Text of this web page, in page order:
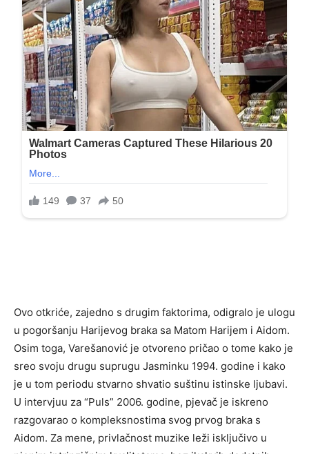
Ovo otkriće, zajedno s drugim faktorima, odigralo je ulogu
u pogoršanju Harijevog braka sa Matom Harijem i Aidom.
Osim toga, Varešanović je otvoreno pričao o tome kako je
sreo svoju drugu suprugu Jasminku 1994. godine i kako
je u tom periodu stvarno shvatio suštinu istinske ljubavi.
U intervjuu za “Puls” 2006. godine, pjevač je iskreno
razgovarao o kompleksnostima svog prvog braka s
Aidom. Za mene, privlačnost muzike leži isključivo u